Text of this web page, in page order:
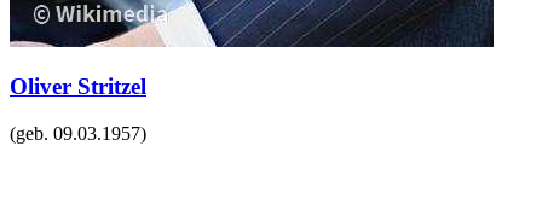
Oliver Stritzel
(geb. 09.03.1957)